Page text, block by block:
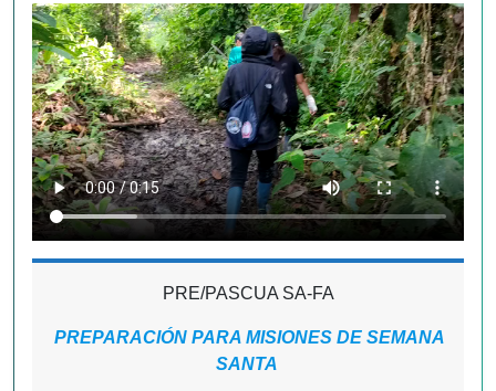
PRE/PASCUA SA-FA
PREPARACIÓN PARA MISIONES DE SEMANA
SANTA